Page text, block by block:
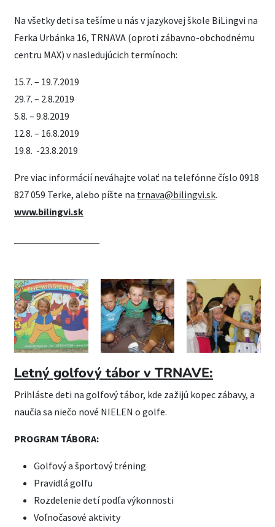
Na všetky deti sa tešíme u nás v jazykovej škole BiLingvi na
Ferka Urbánka 16, TRNAVA (oproti zábavno-obchodnému
centru MAX) v nasledujúcich termínoch:
15.7. – 19.7.2019
29.7. – 2.8.2019
5.8. – 9.8.2019
12.8. – 16.8.2019
19.8. -23.8.2019
Pre viac informácií neváhajte volať na telefónne číslo 0918
827 059 Terke, alebo píšte na trnava@bilingvi.sk.
www.bilingvi.sk
Letný golfový tábor v TRNAVE:
Prihláste deti na golfový tábor, kde zažijú kopec zábavy, a
naučia sa niečo nové NIELEN o golfe.
PROGRAM TÁBORA:
Golfový a športový tréning
Pravidlá golfu
Rozdelenie detí podľa výkonnosti
Voľnočasové aktivity